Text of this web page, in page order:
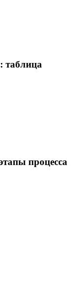
таблица
процесса